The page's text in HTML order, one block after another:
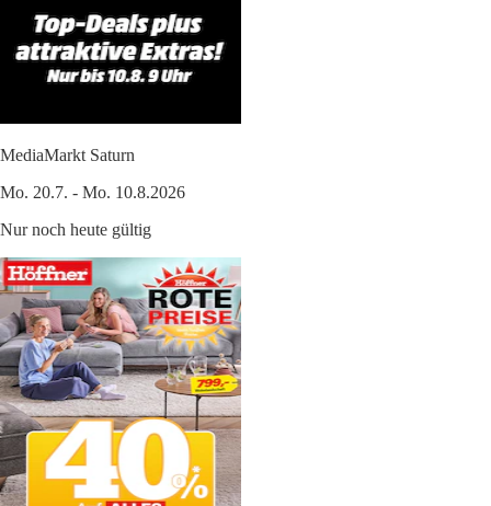
MediaMarkt Saturn
Mo. 20.7. - Mo. 10.8.2026
Nur noch heute gültig